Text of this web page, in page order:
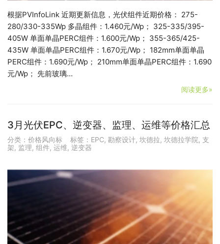
根据PVInfoLink 近期更新信息，光伏组件近期价格： 275-
280/330-335Wp 多晶组件：1.460元/Wp； 325-335/395-
405W 单面单晶PERC组件：1.600元/Wp； 355-365/425-
435W 单面单晶PERC组件：1.670元/Wp； 182mm单面单晶
PERC组件：1.690元/Wp； 210mm单面单晶PERC组件：1.690
元/Wp； 先前玻璃…
阅读更多»
3月光伏EPC、逆变器、监理、运维等价格汇总
分类： 价格风向标 标签： EPC, 勘察设计, 坎德拉, 坎德拉学院, 支
架, 监理, 组件, 运维, 逆变器